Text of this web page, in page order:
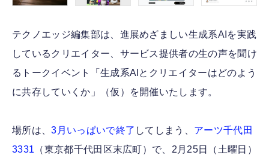
テクノエッジ編集部は、進展めざましい生成系AIを実践
しているクリエイター、サービス提供者の生の声を聞け
るトークイベント「生成系AIとクリエイターはどのよう
に共存していくか」（仮）を開催いたします。
場所は、3月いっぱいで終了 してしまう、 アーツ千代田
3331 （東京都千代田区末広町）で、2月25日（土曜日）